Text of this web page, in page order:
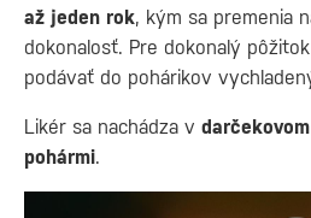
až jeden rok, kým sa premenia
dokonalosť. Pre dokonalý
podávať do pohárikov
Likér sa nachádza v
pohármi.